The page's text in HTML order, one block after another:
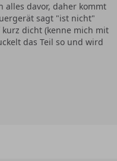
alles davor, daher kommt
sagt "ist nicht"
dicht (kenne mich mit
das Teil so und wird